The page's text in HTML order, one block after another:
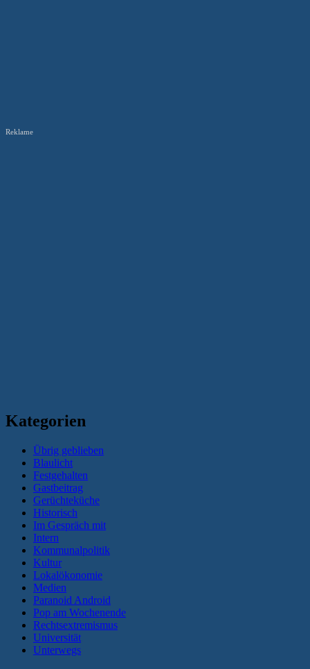
Reklame
Kategorien
Übrig geblieben
Blaulicht
Festgehalten
Gastbeitrag
Gerüchteküche
Historisch
Im Gespräch mit
Intern
Kommunalpolitik
Kultur
Lokalökonomie
Medien
Paranoid Android
Pop am Wochenende
Rechtsextremismus
Universität
Unterwegs